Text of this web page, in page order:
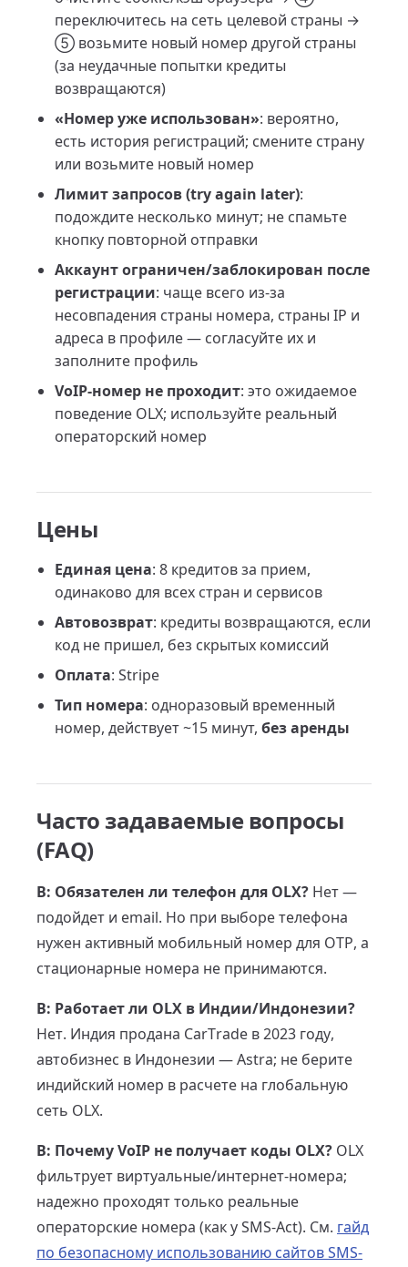
переключитесь на сеть целевой страны →
⑤ возьмите новый номер другой страны
(за неудачные попытки кредиты
возвращаются)
«Номер уже использован»: вероятно,
есть история регистраций; смените страну
или возьмите новый номер
Лимит запросов (try again later):
подождите несколько минут; не спамьте
кнопку повторной отправки
Аккаунт ограничен/заблокирован после
регистрации: чаще всего из-за
несовпадения страны номера, страны IP и
адреса в профиле — согласуйте их и
заполните профиль
VoIP-номер не проходит: это ожидаемое
поведение OLX; используйте реальный
операторский номер
Цены
Единая цена: 8 кредитов за прием,
одинаково для всех стран и сервисов
Автовозврат: кредиты возвращаются, если
код не пришел, без скрытых комиссий
Оплата: Stripe
Тип номера: одноразовый временный
номер, действует ~15 минут, без аренды
Часто задаваемые вопросы
(FAQ)
В: Обязателен ли телефон для OLX? Нет —
подойдет и email. Но при выборе телефона
нужен активный мобильный номер для OTP, а
стационарные номера не принимаются.
В: Работает ли OLX в Индии/Индонезии?
Нет. Индия продана CarTrade в 2023 году,
автобизнес в Индонезии — Astra; не берите
индийский номер в расчете на глобальную
сеть OLX.
В: Почему VoIP не получает коды OLX? OLX
фильтрует виртуальные/интернет-номера;
надежно проходят только реальные
операторские номера (как у SMS-Act). См. гайд
по безопасному использованию сайтов SMS-